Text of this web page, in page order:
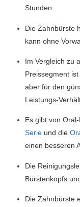
Stunden.
Die Zahnbürste
kann ohne
Im Vergleich zu
Preissegment
aber für den
Leistungs-
Es gibt von
Serieund die
einen besseren
Die
Bürstenkopfs
Die Zahnbürste